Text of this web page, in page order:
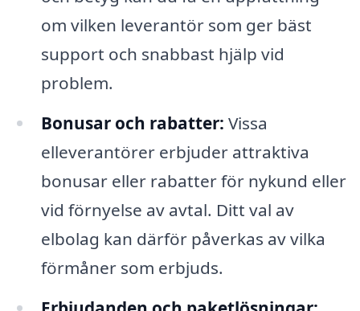
om vilken leverantör som ger bäst
support och snabbast hjälp vid
problem.
Bonusar och rabatter: Vissa
elleverantörer erbjuder attraktiva
bonusar eller rabatter för nykund eller
vid förnyelse av avtal. Ditt val av
elbolag kan därför påverkas av vilka
förmåner som erbjuds.